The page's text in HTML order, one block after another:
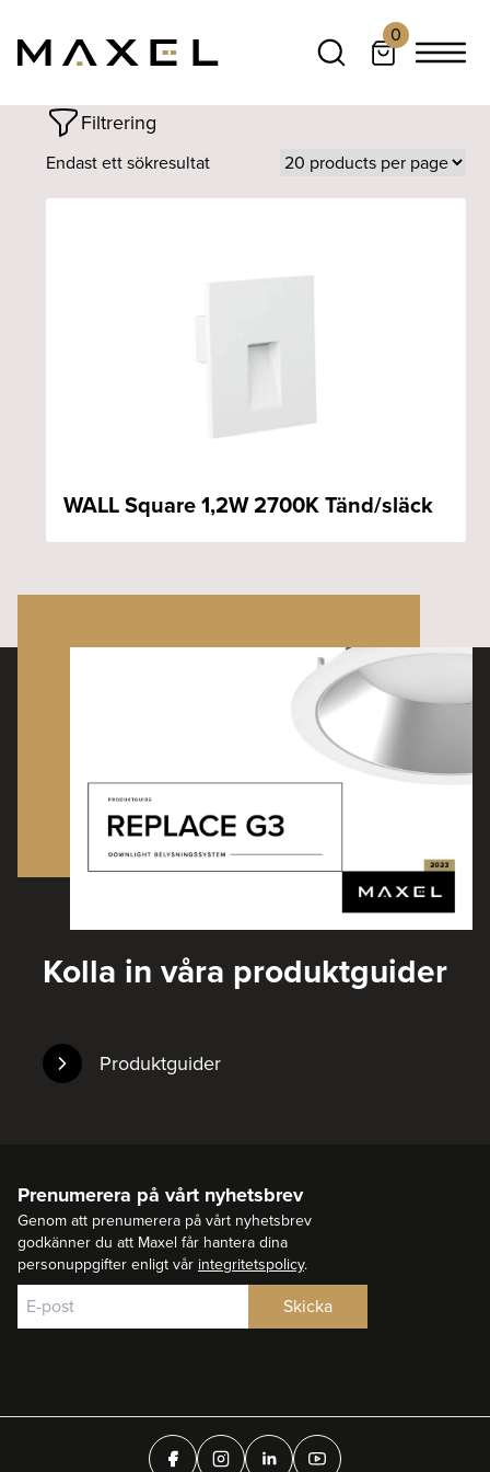
0
Filtrering
Endast ett sökresultat
WALL Square 1,2W 2700K Tänd/släck
Kolla in våra produktguider
Produktguider
Prenumerera på vårt nyhetsbrev
Genom att prenumerera på vårt nyhetsbrev
godkänner du att Maxel får hantera dina
personuppgifter enligt vår integritetspolicy.